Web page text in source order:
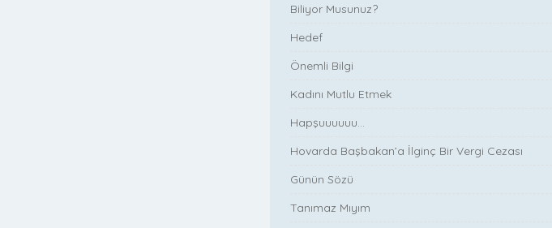
Biliyor Musunuz?
Hedef
Önemli Bilgi
Kadını Mutlu Etmek
Hapşuuuuuu...
Hovarda Başbakan’a İlginç Bir Vergi Cezası
Günün Sözü
Tanımaz Mıyım